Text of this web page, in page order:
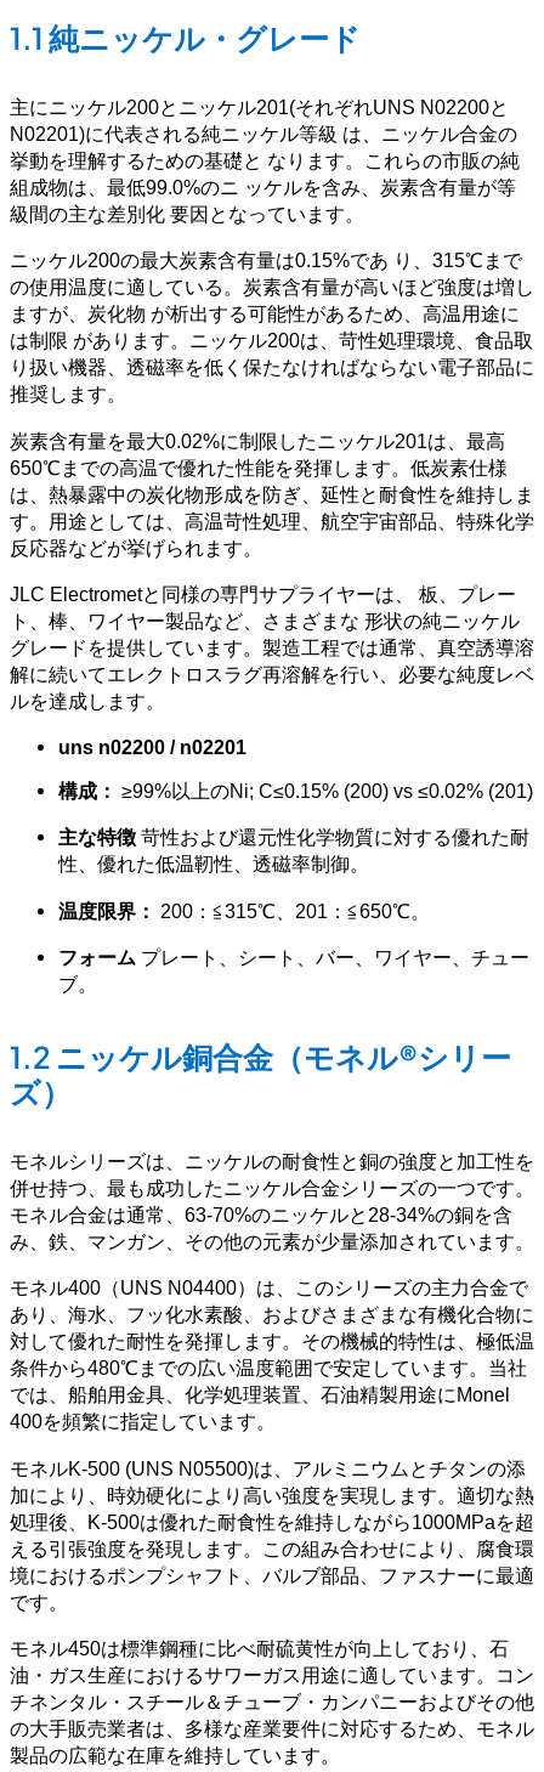
1.1 純ニッケル・グレード
主にニッケル200とニッケル201(それぞれUNS N02200と
N02201)に代表される純ニッケル等級 は、ニッケル合金の
挙動を理解するための基礎と なります。これらの市販の純
組成物は、最低99.0%のニ ッケルを含み、炭素含有量が等
級間の主な差別化 要因となっています。
ニッケル200の最大炭素含有量は0.15%であ り、315℃まで
の使用温度に適している。炭素含有量が高いほど強度は増し
ますが、炭化物 が析出する可能性があるため、高温用途に
は制限 があります。ニッケル200は、苛性処理環境、食品取
り扱い機器、透磁率を低く保たなければならない電子部品に
推奨します。
炭素含有量を最大0.02%に制限したニッケル201は、最高
650℃までの高温で優れた性能を発揮します。低炭素仕様
は、熱暴露中の炭化物形成を防ぎ、延性と耐食性を維持しま
す。用途としては、高温苛性処理、航空宇宙部品、特殊化学
反応器などが挙げられます。
JLC Electrometと同様の専門サプライヤーは、 板、プレー
ト、棒、ワイヤー製品など、さまざまな 形状の純ニッケル
グレードを提供しています。製造工程では通常、真空誘導溶
解に続いてエレクトロスラグ再溶解を行い、必要な純度レベ
ルを達成します。
uns n02200 / n02201
構成： ≥99%以上のNi; C≤0.15% (200) vs ≤0.02% (201)
主な特徴 苛性および還元性化学物質に対する優れた耐
性、優れた低温靭性、透磁率制御。
温度限界： 200：≦315℃、201：≦650℃。
フォーム プレート、シート、バー、ワイヤー、チュー
ブ。
1.2 ニッケル銅合金（モネル®シリー
ズ）
モネルシリーズは、ニッケルの耐食性と銅の強度と加工性を
併せ持つ、最も成功したニッケル合金シリーズの一つです。
モネル合金は通常、63-70%のニッケルと28-34%の銅を含
み、鉄、マンガン、その他の元素が少量添加されています。
モネル400（UNS N04400）は、このシリーズの主力合金で
あり、海水、フッ化水素酸、およびさまざまな有機化合物に
対して優れた耐性を発揮します。その機械的特性は、極低温
条件から480℃までの広い温度範囲で安定しています。当社
では、船舶用金具、化学処理装置、石油精製用途にMonel
400を頻繁に指定しています。
モネルK-500 (UNS N05500)は、アルミニウムとチタンの添
加により、時効硬化により高い強度を実現します。適切な熱
処理後、K-500は優れた耐食性を維持しながら1000MPaを超
える引張強度を発現します。この組み合わせにより、腐食環
境におけるポンプシャフト、バルブ部品、ファスナーに最適
です。
モネル450は標準鋼種に比べ耐硫黄性が向上しており、石
油・ガス生産におけるサワーガス用途に適しています。コン
チネンタル・スチール＆チューブ・カンパニーおよびその他
の大手販売業者は、多様な産業要件に対応するため、モネル
製品の広範な在庫を維持しています。